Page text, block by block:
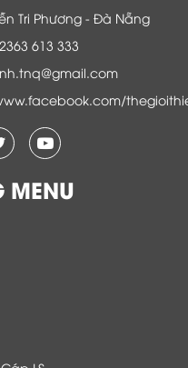
Tri Phương - Đà Nẵng
613 333
MENU